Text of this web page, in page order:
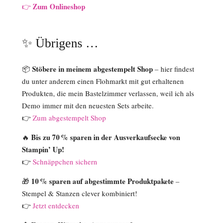
👉 Zum Onlineshop
✨ Übrigens …
📦 Stöbere in meinem abgestempelt Shop – hier findest
du unter anderem einen Flohmarkt mit gut erhaltenen
Produkten, die mein Bastelzimmer verlassen, weil ich als
Demo immer mit den neuesten Sets arbeite.
👉 Zum abgestempelt Shop
🔥 Bis zu 70 % sparen in der Ausverkaufsecke von
Stampin’ Up!
👉 Schnäppchen sichern
🎁 10 % sparen auf abgestimmte Produktpakete –
Stempel & Stanzen clever kombiniert!
👉 Jetzt entdecken